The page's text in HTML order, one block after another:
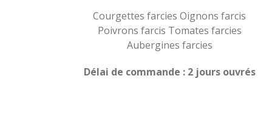
Courgettes farcies Oignons farcis
Poivrons farcis Tomates farcies
Aubergines farcies
Délai de commande : 2 jours ouvrés